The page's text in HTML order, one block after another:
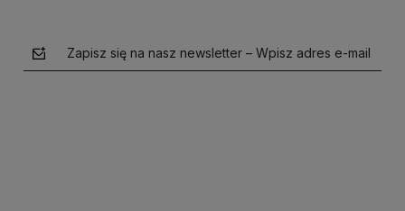
Zapisz się na nasz newsletter – Wpisz adres e-mail